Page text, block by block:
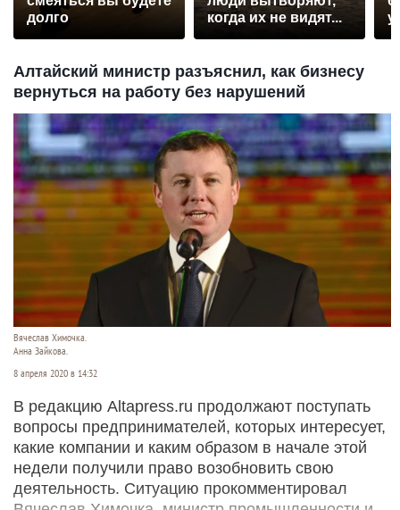
долго
когда их не видят...
Алтайский министр разъяснил, как бизнесу
вернуться на работу без нарушений
Вячеслав Химочка.
Анна Зайкова.
8 апреля 2020 в 14:32
В редакцию Altapress.ru продолжают поступать
вопросы предпринимателей, которых интересует,
какие компании и каким образом в начале этой
недели получили право возобновить свою
деятельность. Ситуацию прокомментировал